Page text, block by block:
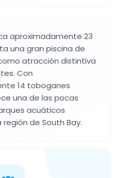
aproximadamente 23
una gran piscina de
atracción distintiva
Con
14 toboganes
una de las pocas
acuáticos
de South Bay.